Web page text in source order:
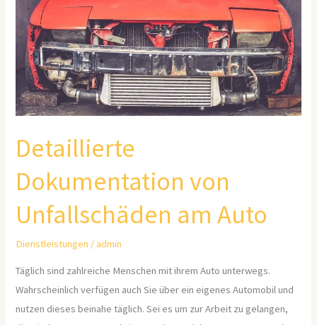
Detaillierte
Dokumentation von
Unfallschäden am Auto
Dienstleistungen /admin
Täglich sind zahlreiche Menschen mit ihrem Auto unterwegs.
Wahrscheinlich verfügen auch Sie über ein eigenes Automobil und
nutzen dieses beinahe täglich. Sei es um zur Arbeit zu gelangen,
am
Auto